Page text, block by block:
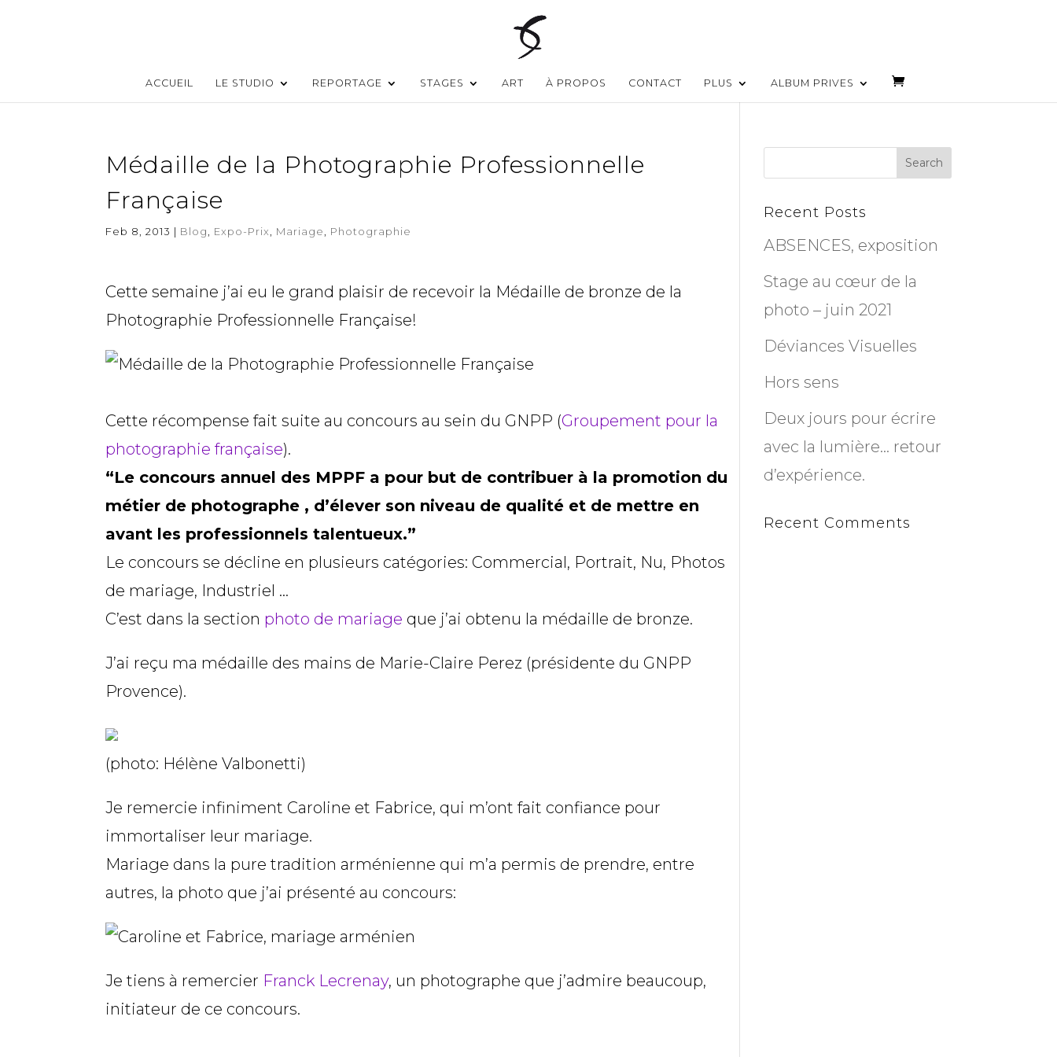
ACCUEIL LE STUDIO REPORTAGE STAGES ART À PROPOS CONTACT PLUS ALBUM PRIVES
Médaille de la Photographie Professionnelle
Française
Feb 8, 2013 | Blog Expo-Prix Mariage Photographie
Cette semaine j’ai eu le grand plaisir de recevoir la Médaille de bronze de la
Photographie Professionnelle Française!
Cette récompense fait suite au concours au sein du GNPP (Groupement pour la
photographie française).
“Le concours annuel des MPPF a pour but de contribuer à la promotion du
métier de photographe , d’élever son niveau de qualité et de mettre en
avant les professionnels talentueux.”
Le concours se décline en plusieurs catégories: Commercial, Portrait, Nu, Photos
de mariage, Industriel …
C’est dans la section photo de mariage que j’ai obtenu la médaille de bronze.
J’ai reçu ma médaille des mains de Marie-Claire Perez (présidente du GNPP
Provence).
(photo: Hélène Valbonetti)
Je remercie infiniment Caroline et Fabrice, qui m’ont fait confiance pour
immortaliser leur mariage.
Mariage dans la pure tradition arménienne qui m’a permis de prendre, entre
autres, la photo que j’ai présenté au concours:
Je tiens à remercier Franck Lecrenay, un photographe que j’admire beaucoup,
initiateur de ce concours.
Recent Posts
ABSENCES, exposition
Stage au cœur de la
photo – juin 2021
Déviances Visuelles
Hors sens
Deux jours pour écrire
avec la lumière… retour
d’expérience.
Recent Comments